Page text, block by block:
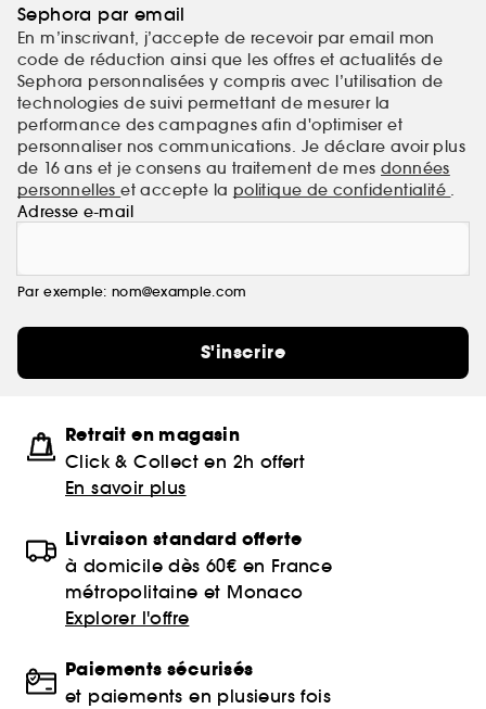
Sephora par email
En m’inscrivant, j’accepte de recevoir par email mon
code de réduction ainsi que les offres et actualités de
Sephora personnalisées y compris avec l’utilisation de
technologies de suivi permettant de mesurer la
performance des campagnes afin d'optimiser et
personnaliser nos communications. Je déclare avoir plus
de 16 ans et je consens au traitement de mes données
personnelleset accepte la politique de confidentialité
Adresse e-mail
Par exemple: nom@example.com
S'inscrire
Retrait en magasin
Click & Collect en 2h offert
En savoir plus
Livraison standard offerte
à domicile dès 60€ en France
métropolitaine et Monaco
Explorer l'offre
Paiements sécurisés
et paiements en plusieurs fois